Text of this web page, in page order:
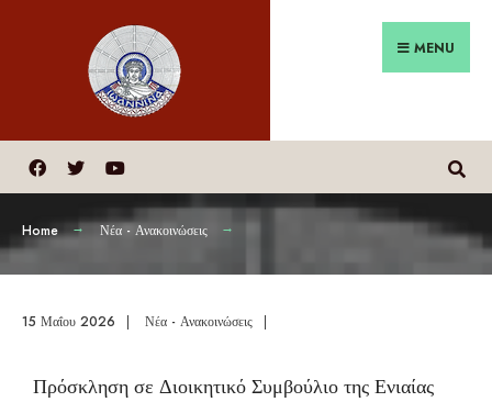
MENU
Home Νέα - Ανακοινώσεις
15 Μαΐου 2026 | Νέα - Ανακοινώσεις |
Πρόσκληση σε Διοικητικό Συμβούλιο της Ενιαίας